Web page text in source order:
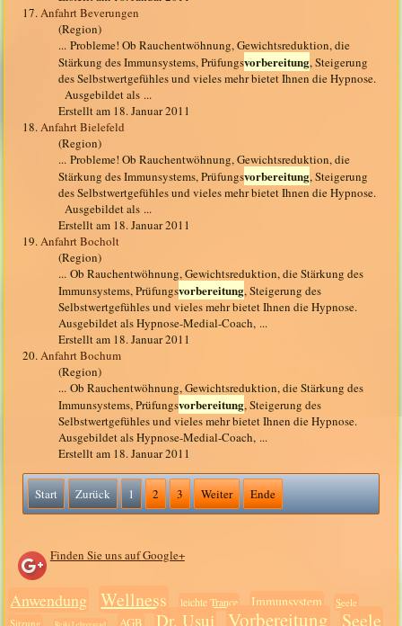
17.Anfahrt Beverungen
(Region)
... Probleme! Ob Rauchentwöhnung, Gewichtsreduktion, die
Stärkung des Immunsystems, Prüfungsvorbereitung, Steigerung
des Selbstwertgefühles und vieles mehr bietet Ihnen die Hypnose.
Ausgebildet als ...
Erstellt am 18. Januar 2011
18.Anfahrt Bielefeld
(Region)
... Probleme! Ob Rauchentwöhnung, Gewichtsreduktion, die
Stärkung des Immunsystems, Prüfungsvorbereitung, Steigerung
des Selbstwertgefühles und vieles mehr bietet Ihnen die Hypnose.
Ausgebildet als ...
Erstellt am 18. Januar 2011
19.Anfahrt Bocholt
(Region)
... Ob Rauchentwöhnung, Gewichtsreduktion, die Stärkung des
Immunsystems, Prüfungsvorbereitung, Steigerung des
Selbstwertgefühles und vieles mehr bietet Ihnen die Hypnose.
Ausgebildet als Hypnose-Medial-Coach, ...
Erstellt am 18. Januar 2011
20.Anfahrt Bochum
(Region)
... Ob Rauchentwöhnung, Gewichtsreduktion, die Stärkung des
Immunsystems, Prüfungsvorbereitung, Steigerung des
Selbstwertgefühles und vieles mehr bietet Ihnen die Hypnose.
Ausgebildet als Hypnose-Medial-Coach, ...
Erstellt am 18. Januar 2011
Start Zurück 1 2 3 Weiter Ende
Finden Sie uns auf Google+
Anwendung Wellness leichte Trance Immunsystem
Seele
Sitzung
Reiki Lehrergrad AGB Dr. Usui Vorbereitung Seele